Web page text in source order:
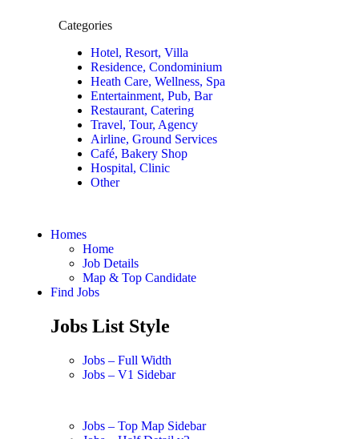
Categories
Hotel, Resort, Villa
Residence, Condominium
Heath Care, Wellness, Spa
Entertainment, Pub, Bar
Restaurant, Catering
Travel, Tour, Agency
Airline, Ground Services
Café, Bakery Shop
Hospital, Clinic
Other
Homes
Home
Job Details
Map & Top Candidate
Find Jobs
Jobs List Style
Jobs – Full Width
Jobs – V1 Sidebar
Jobs – Top Map Sidebar